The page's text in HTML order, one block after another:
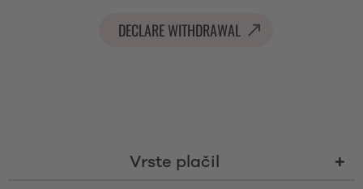
DECLARE WITHDRAWAL
Vrste plačil